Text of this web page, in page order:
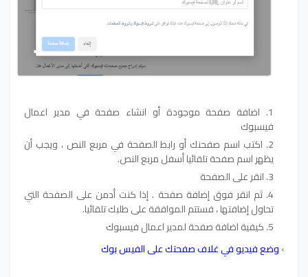
اضافة صفحة موجودة أو انشاء صفحة في مدير اعمال
فيسبوك
اكتب اسم صفحنك أو رابط الصفحة في مربع النص ، ويجب أن
يظهر اسم صفحة تلقائيا أسفل مربع النص.
انقر على الصفحة
ثم انقر فوق إضافة صفحة . إذا كنت أدمن على الصفحة التي
تحاول إضافتها ، فستتم الموافقة على طلبك تلقائيا.
كيفية اضافة صفحة لمدير اعمال فيسبوك
›وضع فيديو في غلاف صفحتك على الفيس بوك